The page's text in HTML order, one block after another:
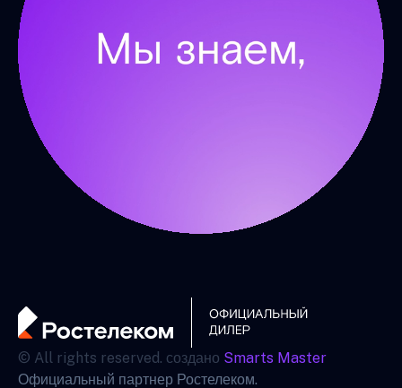
© All rights reserved. создано Smarts Master
Официальный партнер Ростелеком.